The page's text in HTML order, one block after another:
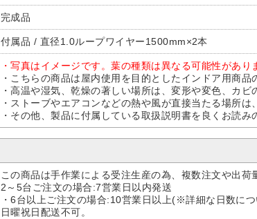
完成品
付属品 / 直径1.0ループワイヤー1500mm×2本
・写真はイメージです。葉の種類は異なる可能性があり
・こちらの商品は屋内使用を目的としたインドア用商
・高温や湿気、乾燥の著しい場所は、変形や変色、カビ
・ストーブやエアコンなどの熱や風が直接当たる場所
・その他、製品に付属している取扱説明書を良くお読み
この商品は手作業による受注生産の為、複数注文や出
2～5台ご注文の場合:7営業日以内発送
・6台以上ご注文の場合:10営業日以上(※詳細な日数に
日曜祝日配送不可。